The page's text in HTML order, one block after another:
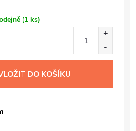
(1 ks)
DO KOŠÍKU